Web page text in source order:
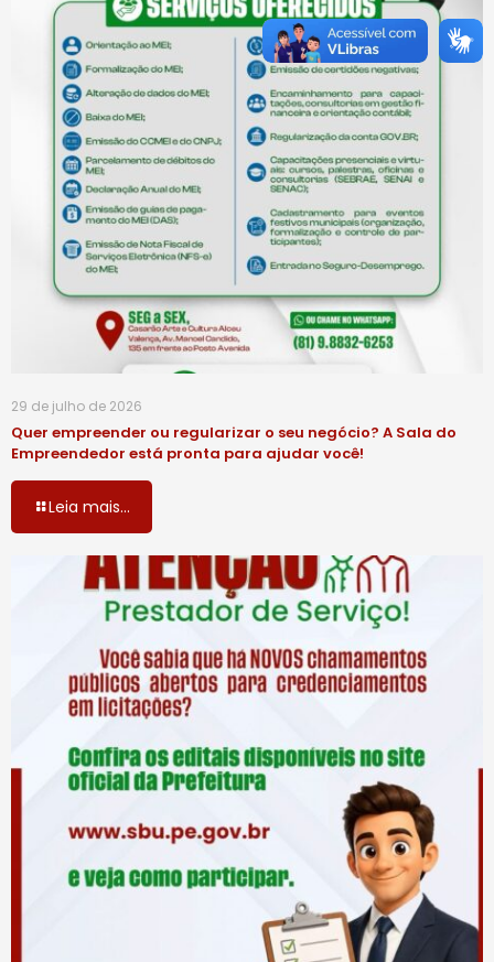
29 de julho de 2026
Quer empreender ou regularizar o seu negócio? A Sala do
Empreendedor está pronta para ajudar você!
Leia mais...